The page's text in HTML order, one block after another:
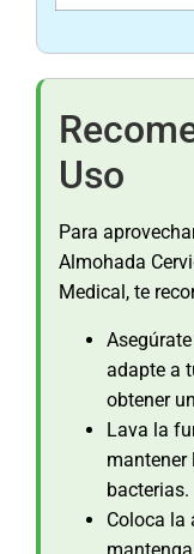
Uso
Para
Almohada
Medical, te
adapte a
obtener
Lava la
mantener
bacterias.
Coloca la